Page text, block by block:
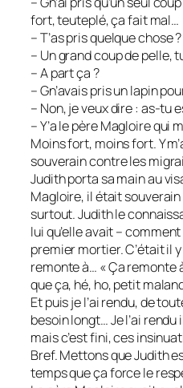
fort, teuteplé, ça fait mal…
– T’as pris quelque chose ?
– Un grand coup de pelle,
– A part ça ?
– Gn’avais pris un lapin
– Non, je veux dire : as-tu
– Y’a le père Magloire qui
Moins fort, moins fort. Y
souverain contre les
Judith porta sa main au
Magloire, il était
surtout. Judith le
lui qu’elle avait –
premier mortier. C’était il
remonte à… « Ça remonte
que ça, hé, ho, petit
Et puis je l’ai rendu, de
besoin longt… Je l’ai
mais c’est fini, ces
Bref. Mettons que Judith
temps que ça force le